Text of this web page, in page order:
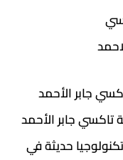
جابر الأحمد
تاكسي جابر الأحمد
حديثة في